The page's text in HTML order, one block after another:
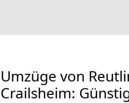
Umzüge von
Crailsheim: